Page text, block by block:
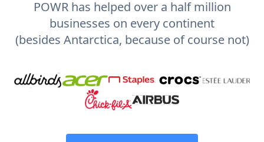
POWR has helped over a half million
businesses on every continent
(besides Antarctica, because of course not)